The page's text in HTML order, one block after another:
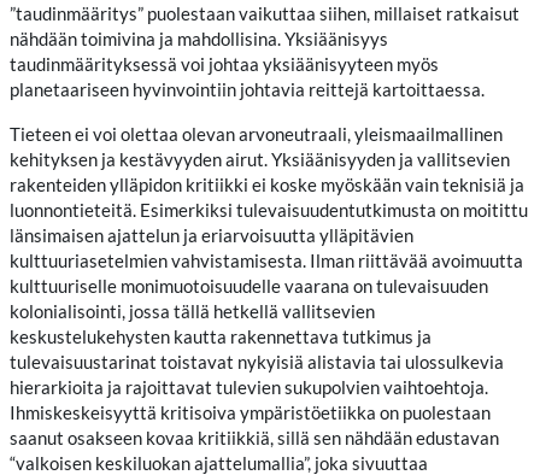
”taudinmääritys” puolestaan vaikuttaa siihen, millaiset ratkaisut
nähdään toimivina ja mahdollisina. Yksiäänisyys
taudinmäärityksessä voi johtaa yksiäänisyyteen myös
planetaariseen hyvinvointiin johtavia reittejä kartoittaessa.
Tieteen ei voi olettaa olevan arvoneutraali, yleismaailmallinen
kehityksen ja kestävyyden airut. Yksiäänisyyden ja vallitsevien
rakenteiden ylläpidon kritiikki ei koske myöskään vain teknisiä ja
luonnontieteitä. Esimerkiksi tulevaisuudentutkimusta on moitittu
länsimaisen ajattelun ja eriarvoisuutta ylläpitävien
kulttuuriasetelmien vahvistamisesta. Ilman riittävää avoimuutta
kulttuuriselle monimuotoisuudelle vaarana on tulevaisuuden
kolonialisointi, jossa tällä hetkellä vallitsevien
keskustelukehysten kautta rakennettava tutkimus ja
tulevaisuustarinat toistavat nykyisiä alistavia tai ulossulkevia
hierarkioita ja rajoittavat tulevien sukupolvien vaihtoehtoja.
Ihmiskeskeisyyttä kritisoiva ympäristöetiikka on puolestaan
saanut osakseen kovaa kritiikkiä, sillä sen nähdään edustavan
“valkoisen keskiluokan ajattelumallia”, joka sivuuttaa